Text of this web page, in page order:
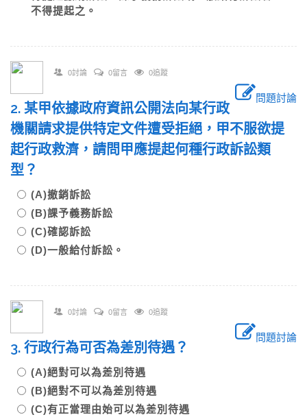
不得提起之。
0討論 0留言 0追蹤
問題討論
2. 某甲依據政府資訊公開法向某行政
機關請求提供特定文件遭受拒絕，甲不服欲提
起行政救濟，請問甲應提起何種行政訴訟類
型？
(A)撤銷訴訟
(B)課予義務訴訟
(C)確認訴訟
(D)一般給付訴訟。
0討論 0留言 0追蹤
問題討論
3. 行政行為可否為差別待遇？
(A)絕對可以為差別待遇
(B)絕對不可以為差別待遇
(C)有正當理由始可以為差別待遇